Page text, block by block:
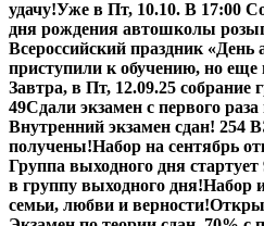
удачу!Уже в Пт, 10.10. В 17:00
дня рождения автошколы
Всероссийский праздник «День
приступили к обучению, но
Завтра, в Пт, 12.09.25 собрание
49Сдали экзамен с первого
Внутренний экзамен сдан! 254 В
получены!Набор на сентябрь
Группа выходного дня стартует
в группу выходного дня!Набор
семьи, любви и верности!